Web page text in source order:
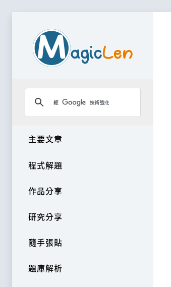
主要文章
程式解題
作品分享
研究分享
隨手張貼
題庫解析